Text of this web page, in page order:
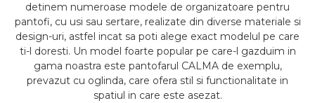
detinem numeroase modele de organizatoare pentru
pantofi, cu usi sau sertare, realizate din diverse materiale si
design-uri, astfel incat sa poti alege exact modelul pe care
ti-l doresti. Un model foarte popular pe care-l gazduim in
gama noastra este pantofarul CALMA de exemplu,
prevazut cu oglinda, care ofera stil si functionalitate in
spatiul in care este asezat.